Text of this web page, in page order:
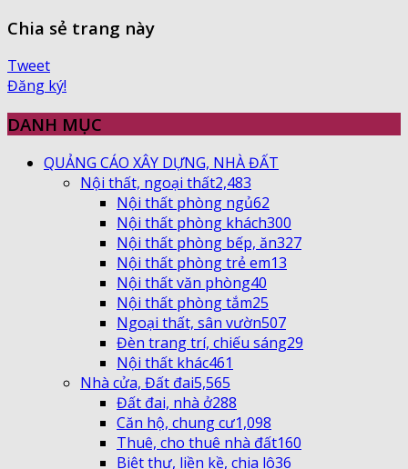
Chia sẻ trang này
Tweet
Đăng ký!
DANH MỤC
QUẢNG CÁO XÂY DỰNG, NHÀ ĐẤT
Nội thất, ngoại thất2,483
Nội thất phòng ngủ62
Nội thất phòng khách300
Nội thất phòng bếp, ăn327
Nội thất phòng trẻ em13
Nội thất văn phòng40
Nội thất phòng tắm25
Ngoại thất, sân vườn507
Đèn trang trí, chiếu sáng29
Nội thất khác461
Nhà cửa, Đất đai5,565
Đất đai, nhà ở288
Căn hộ, chung cư1,098
Thuê, cho thuê nhà đất160
Biệt thự, liền kề, chia lô36